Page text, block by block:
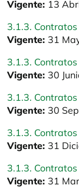
Vigente: 13
3.1.3.
Vigente: 31
3.1.3.
Vigente: 30
3.1.3.
Vigente: 30
3.1.3.
Vigente: 31
3.1.3.
Vigente: 31